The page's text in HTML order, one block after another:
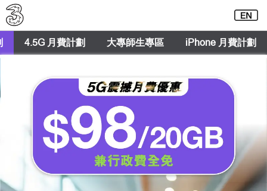
4.5G 月費計劃 大專師生專區 iPhone 月費計劃